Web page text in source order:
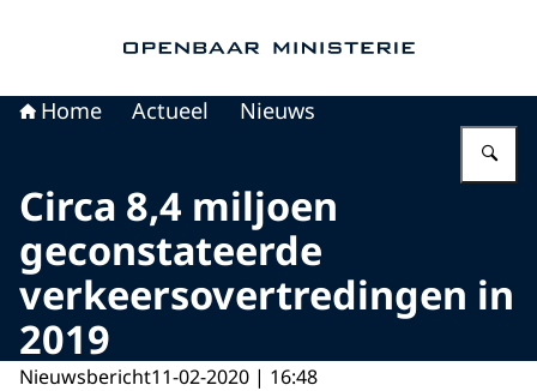
Home Actueel Nieuws
Circa 8,4 miljoen
geconstateerde
verkeersovertredingen in
2019
Nieuwsbericht11-02-2020 | 16:48